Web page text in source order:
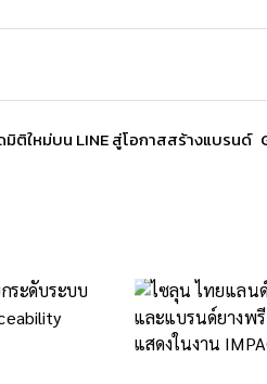
ติใหม่บน LINE สู่โอกาสสร้างแบรนด์